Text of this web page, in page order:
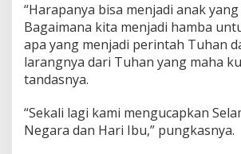
“Harapanya bisa menjadi anak
Bagaimana kita menjadi hamba
apa yang menjadi perintah Tuhan
larangnya dari Tuhan yang maha
tandasnya.
“Sekali lagi kami mengucapkan
Negara dan Hari Ibu,” pungkasnya.